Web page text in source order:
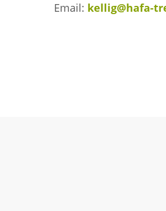
Email: kellig@hafa-